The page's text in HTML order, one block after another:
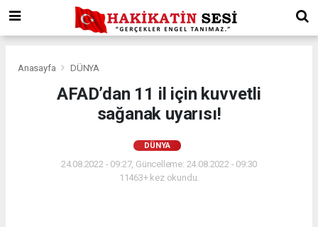
Anasayfa DÜNYA
AFAD’dan 11 il için kuvvetli
sağanak uyarısı!
DÜNYA
24.08.2022 - 09:27, Güncelleme: 24.08.2022 - 09:30
11463+ kez okundu.